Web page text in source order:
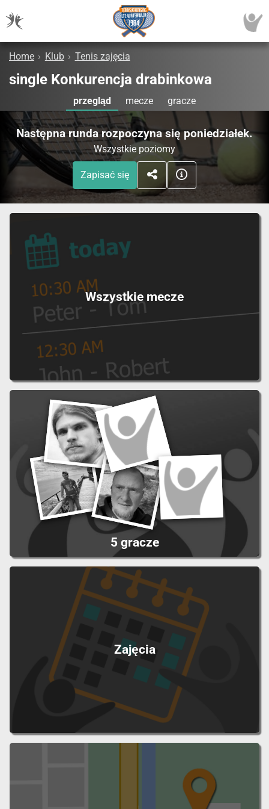
Home › Klub › Tenis zajęcia
single Konkurencja drabinkowa
przegląd mecze gracze
Następna runda rozpoczyna się poniedziałek.
Wszystkie poziomy
Zapisać się
Wszystkie mecze
5 gracze
Zajęcia